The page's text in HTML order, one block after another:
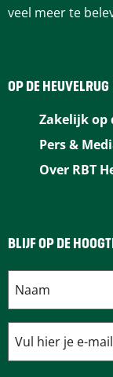
veel meer te
OP DE HEUVELRUG
Zakelijk op
Pers &
Over RBT
BLIJF OP DE